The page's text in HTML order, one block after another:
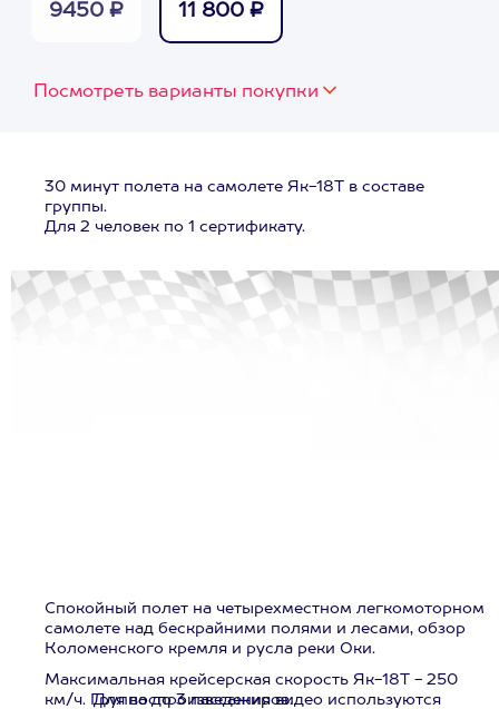
9450 ₽ 11 800 ₽
Посмотреть варианты покупки
30 минут полета на самолете Як-18Т в составе
группы.
Для 2 человек по 1 сертификату.
Спокойный полет на четырехместном легкомоторном
самолете над бескрайними полями и лесами, обзор
Коломенского кремля и русла реки Оки.
Максимальная крейсерская скорость Як-18Т - 250
км/ч. Группа до 3 пассажиров.
Для воспроизведения видео используются